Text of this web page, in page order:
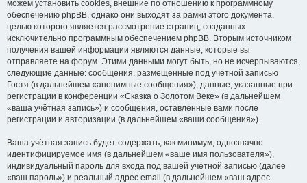
можем установить cookies, внешние по отношению к программному
обеспечению phpBB, однако они выходят за рамки этого документа,
целью которого является рассмотрение страниц, созданных
исключительно программным обеспечением phpBB. Вторым источником
получения вашей информации являются данные, которые вы
отправляете на форум. Этими данными могут быть, но не исчерпываются,
следующие данные: сообщения, размещённые под учётной записью
Гостя (в дальнейшем «анонимные сообщения»), данные, указанные при
регистрации в конференции «Сказка о Золотом Веке» (в дальнейшем
«ваша учётная запись») и сообщения, оставленные вами после
регистрации и авторизации (в дальнейшем «ваши сообщения»).
Ваша учётная запись будет содержать, как минимум, однозначно
идентифицируемое имя (в дальнейшем «ваше имя пользователя»),
индивидуальный пароль для входа под вашей учётной записью (далее
«ваш пароль») и реальный адрес email (в дальнейшем «ваш адрес